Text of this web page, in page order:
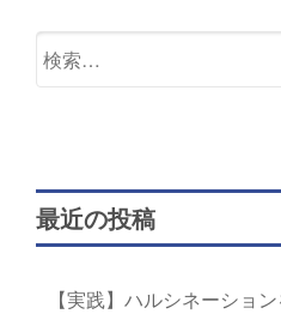
最近の投稿
【実践】ハルシネーショ